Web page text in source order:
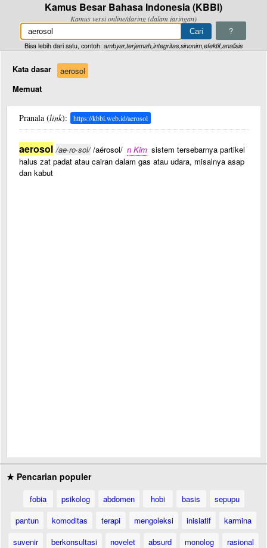
Kamus Besar Bahasa Indonesia (KBBI)
Kamus versi online/daring (dalam jaringan)
?
Bisa lebih dari satu, contoh: ambyar,terjemah,integritas,sinonim,efektif,analisis
Kata dasar
aerosol
Memuat
Pranala (link): https://kbbi.web.id/aerosol
aerosol /ae·ro·sol//aérosol/ n Kim sistem tersebarnya partikel
halus zat padat atau cairan dalam gas atau udara, misalnya asap
dan kabut
★ Pencarian populer
fobia psikolog abdomen hobi basis
sepupu
pantun
komoditas terapi mengoleksi inisiatif
karmina
suvenir
berkonsultasi novelet absurd monolog
rasional